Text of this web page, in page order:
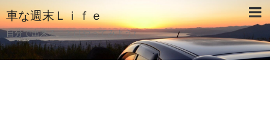
車な週末Ｌｉｆｅ
自分で出来ることはやってみよう♪